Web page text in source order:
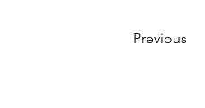
Previous